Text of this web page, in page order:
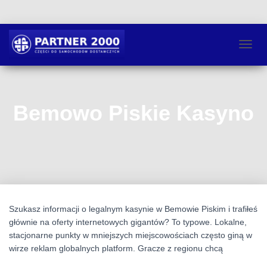
R
Ą
C
C
J
Ę
Bemowo Piskie Kasyno
Szukasz informacji o legalnym kasynie w Bemowie Piskim i trafiłeś
głównie na oferty internetowych gigantów? To typowe. Lokalne,
stacjonarne punkty w mniejszych miejscowościach często giną w
wirze reklam globalnych platform. Gracze z regionu chcą